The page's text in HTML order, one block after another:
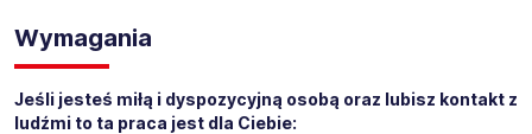
Wymagania
Jeśli jesteś miłą i dyspozycyjną osobą oraz lubisz kontakt z
ludźmi to ta praca jest dla Ciebie: